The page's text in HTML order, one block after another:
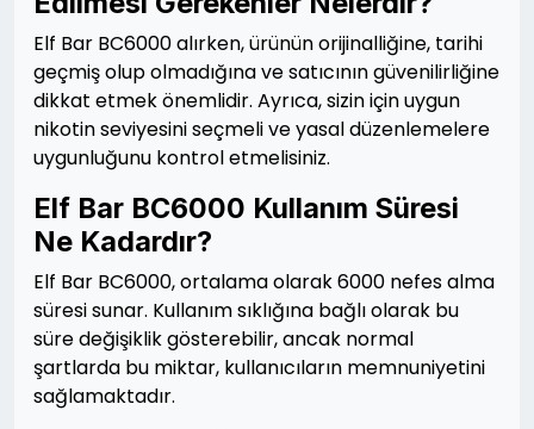
Elf Bar BC6000 alırken, ürünün orijinalliğine, tarihi
geçmiş olup olmadığına ve satıcının güvenilirliğine
dikkat etmek önemlidir. Ayrıca, sizin için uygun
nikotin seviyesini seçmeli ve yasal düzenlemelere
uygunluğunu kontrol etmelisiniz.
Elf Bar BC6000 Kullanım Süresi
Ne Kadardır?
Elf Bar BC6000, ortalama olarak 6000 nefes alma
süresi sunar. Kullanım sıklığına bağlı olarak bu
süre değişiklik gösterebilir, ancak normal
şartlarda bu miktar, kullanıcıların memnuniyetini
sağlamaktadır.